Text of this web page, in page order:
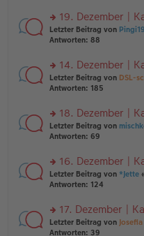
tr
a
g
e
n
er
tr
a
g
n
g
el
e
n
er
tr
a
g
rs
te
n
g
el
e
n
er
tr
a
g
19. Dezember |
Letzter Beitrag von
Antworten: 88
rs
te
n
g
el
e
n
er
tr
a
14. Dezember |
Letzter Beitrag von DSL-
Antworten: 185
rs
te
n
g
el
e
n
er
18. Dezember |
Letzter Beitrag von
Antworten: 69
rs
te
n
g
16. Dezember |
Letzter Beitrag von *Jette
Antworten: 124
rs
te
17. Dezember |
Letzter Beitrag von Josefia
Antworten: 39